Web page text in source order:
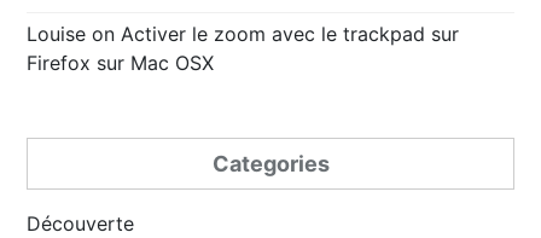
Louise onActiver le zoom avec le trackpad sur
Firefox sur Mac OSX
Categories
Découverte